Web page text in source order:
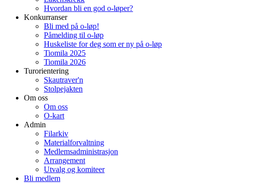
Hvordan bli en god o-løper?
Konkurranser
Bli med på o-løp!
Påmelding til o-løp
Huskeliste for deg som er ny på o-løp
Tiomila 2025
Tiomila 2026
Turorientering
Skautraver'n
Stolpejakten
Om oss
Om oss
O-kart
Admin
Filarkiv
Materialforvaltning
Medlemsadministrasjon
Arrangement
Utvalg og komiteer
Bli medlem